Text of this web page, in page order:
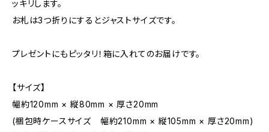
ッキリします。
お札は3つ折りにするとジャストサイズです。
プレゼントにもピッタリ！箱に入れてのお届けです。
【サイズ】
幅約120mm × 縦80mm × 厚さ20mm
(梱包時ケースサイズ 幅約210mm × 縦105mm × 厚さ20mm)